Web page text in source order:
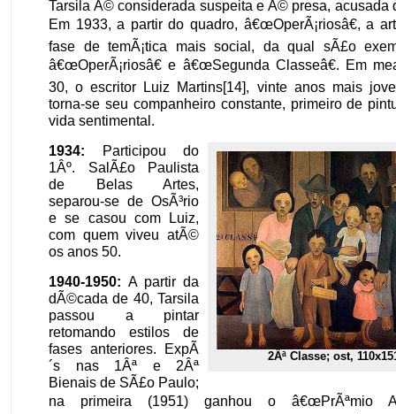
Tarsila Ã© considerada suspeita e Ã© presa, acusada
Em 1933, a partir do quadro, â€œOperÃ¡riosâ€, a
fase de temÃ¡tica mais social, da qual sÃ£o
â€œOperÃ¡riosâ€ e â€œSegunda Classeâ€. Em
30, o escritor Luiz Martins[14], vinte anos mais
torna-se seu companheiro constante, primeiro de
vida sentimental.
2Âª Classe; ost,
1934: Participou do
1Âº. SalÃ£o Paulista
de Belas Artes,
separou-se de OsÃ³rio
e se casou com Luiz,
com quem viveu atÃ©
os anos 50.
1940-1950: A partir da
dÃ©cada de 40, Tarsila
passou a pintar
retomando estilos de
fases anteriores. ExpÃ
´s nas 1Âª e 2Âª
Bienais de SÃ£o Paulo;
na primeira (1951) ganhou o â€œPrÃªmio